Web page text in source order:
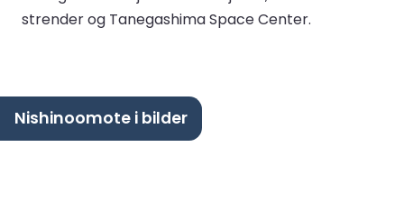
strender og Tanegashima Space Center.
Nishinoomote i bilder